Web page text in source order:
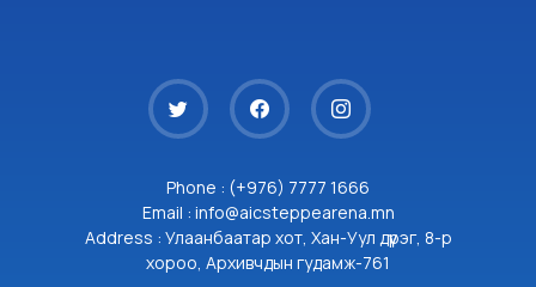
Phone : (+976) 7777 1666
Email : info@aicsteppearena.mn
Address : Улаанбаатар хот, Хан-Уул дүүрэг, 8-р
хороо, Архивчдын гудамж-761